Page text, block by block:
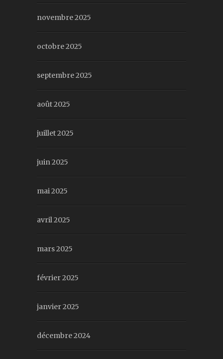
novembre 2025
octobre 2025
septembre 2025
août 2025
juillet 2025
juin 2025
mai 2025
avril 2025
mars 2025
février 2025
janvier 2025
décembre 2024